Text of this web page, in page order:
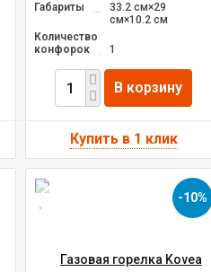
Габариты
33.2 см×29
см×10.2 см
Количество
конфорок
1
В корзину
-10%